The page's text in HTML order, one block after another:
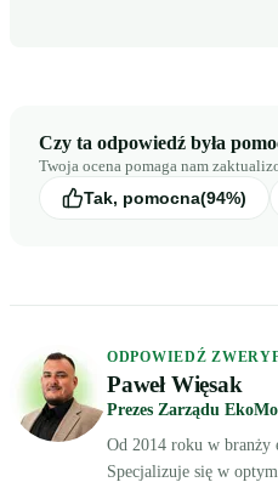
Czy ta odpowiedź była
Twoja ocena pomaga nam
Tak, pomocna(94%)
ODPOWIEDŹ
Paweł Więsak
Prezes Zarządu
Od 2014 roku w branży
Specjalizuje się w